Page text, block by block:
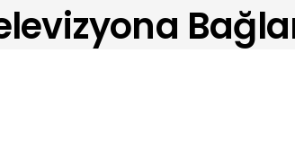
Bu nedenle birkaç yıl
yapılması bir hayli zaman
modellerinde dahi gelişmesi söz